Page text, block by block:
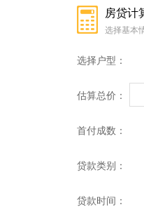
房贷计
选择基本
选择户型：
估算总价：
首付成数：
贷款类别：
贷款时间：